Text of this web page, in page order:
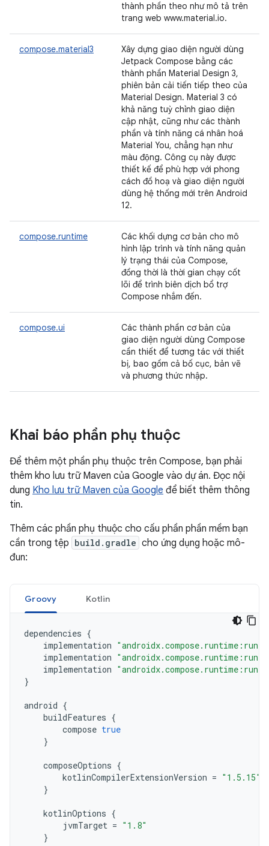
thành phần theo như mô tả trên
trang web www.material.io.
compose.material3
Xây dựng giao diện người dùng
Jetpack Compose bằng các
thành phần Material Design 3,
phiên bản cải tiến tiếp theo của
Material Design. Material 3 có
khả năng tuỳ chỉnh giao diện
cập nhật, cũng như các thành
phần và tính năng cá nhân hoá
Material You, chẳng hạn như
màu động. Công cụ này được
thiết kế để phù hợp với phong
cách đồ hoạ và giao diện người
dùng hệ thống mới trên Android
12.
compose.runtime
Các khối dựng cơ bản cho mô
hình lập trình và tính năng quản
lý trạng thái của Compose,
đồng thời là thời gian chạy cốt
lõi để trình biên dịch bổ trợ
Compose nhắm đến.
compose.ui
Các thành phần cơ bản của
giao diện người dùng Compose
cần thiết để tương tác với thiết
bị, bao gồm cả bố cục, bản vẽ
và phương thức nhập.
Khai báo phần phụ thuộc
Để thêm một phần phụ thuộc trên Compose, bạn phải
thêm kho lưu trữ Maven của Google vào dự án. Đọc nội
dung Kho lưu trữ Maven của Google để biết thêm thông
tin.
Thêm các phần phụ thuộc cho cấu phần phần mềm bạn
cần trong tệp build.gradle cho ứng dụng hoặc mô-
đun:
Groovy Kotlin
dependencies {
implementation
implementation
implementation
}
android {
buildFeatures {
compose true
}
composeOptions {
kotlinCompilerExtensionVersion = "1.5.15"
}
kotlinOptions {
jvmTarget = "1.8"
}